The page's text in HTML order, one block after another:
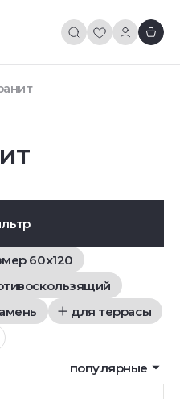
60x120
для террасы
популярные